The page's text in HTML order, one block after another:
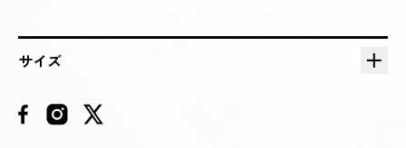
**ephin 2025 - 12 - 23 20:34
サイズ